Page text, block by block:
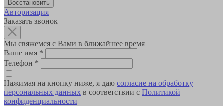
Авторизация
Заказать звонок
Мы свяжемся с Вами в ближайшее время
Ваше имя *
Телефон *
Нажимая на кнопку ниже, я даю согласие на обработку
персональных данных в соответствии с Политикой
конфиденциальности